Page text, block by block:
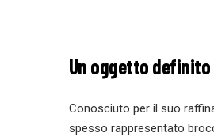
Un oggetto
Conosciuto per il suo
spesso rappresentato